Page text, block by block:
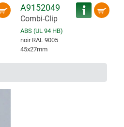
A9152049
Combi-Clip
ABS (UL 94 HB)
noir RAL 9005
45x27mm